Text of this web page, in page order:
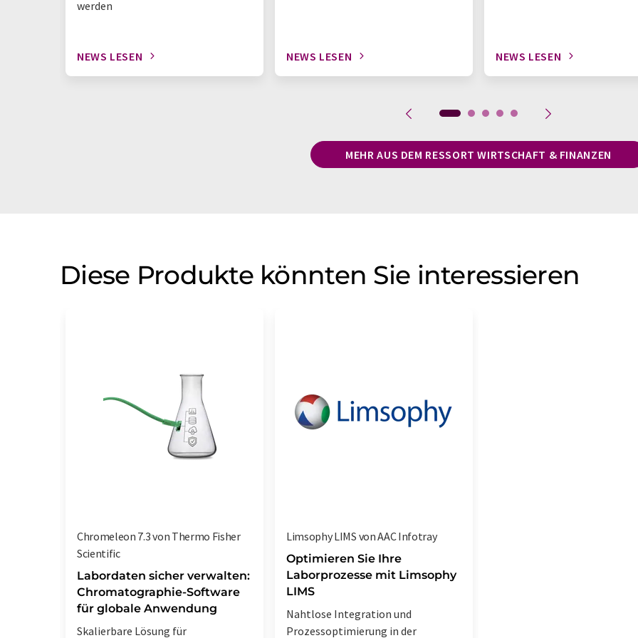
werden
NEWS LESEN NEWS LESEN NEWS LESEN
MEHR AUS DEM RESSORT WIRTSCHAFT & FINANZEN
Diese Produkte könnten Sie interessieren
Chromeleon 7.3 von Thermo Fisher
Scientific
Labordaten sicher verwalten:
Chromatographie-Software
für globale Anwendung
Skalierbare Lösung für
Limsophy LIMS von AAC Infotray
Optimieren Sie Ihre
Laborprozesse mit Limsophy
LIMS
Nahtlose Integration und
Prozessoptimierung in der